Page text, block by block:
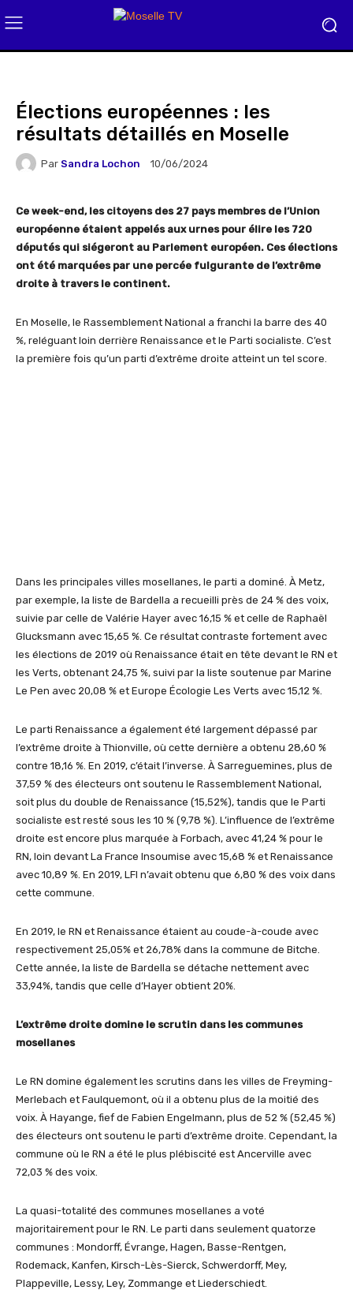
Élections européennes : les
résultats détaillés en Moselle
Par Sandra Lochon 10/06/2024
Ce week-end, les citoyens des 27 pays membres de l’Union
européenne étaient appelés aux urnes pour élire les 720
députés qui siégeront au Parlement européen. Ces élections
ont été marquées par une percée fulgurante de l’extrême
droite à travers le continent.
En Moselle, le Rassemblement National a franchi la barre des 40
%, reléguant loin derrière Renaissance et le Parti socialiste. C’est
la première fois qu’un parti d’extrême droite atteint un tel score.
Dans les principales villes mosellanes, le parti a dominé. À Metz,
par exemple, la liste de Bardella a recueilli près de 24 % des voix,
suivie par celle de Valérie Hayer avec 16,15 % et celle de Raphaël
Glucksmann avec 15,65 %. Ce résultat contraste fortement avec
les élections de 2019 où Renaissance était en tête devant le RN et
les Verts, obtenant 24,75 %, suivi par la liste soutenue par Marine
Le Pen avec 20,08 % et Europe Écologie Les Verts avec 15,12 %.
Le parti Renaissance a également été largement dépassé par
l’extrême droite à Thionville, où cette dernière a obtenu 28,60 %
contre 18,16 %. En 2019, c’était l’inverse. À Sarreguemines, plus de
37,59 % des électeurs ont soutenu le Rassemblement National,
soit plus du double de Renaissance (15,52%), tandis que le Parti
socialiste est resté sous les 10 % (9,78 %). L’influence de l’extrême
droite est encore plus marquée à Forbach, avec 41,24 % pour le
RN, loin devant La France Insoumise avec 15,68 % et Renaissance
avec 10,89 %. En 2019, LFI n’avait obtenu que 6,80 % des voix dans
cette commune.
En 2019, le RN et Renaissance étaient au coude-à-coude avec
respectivement 25,05% et 26,78% dans la commune de Bitche.
Cette année, la liste de Bardella se détache nettement avec
33,94%, tandis que celle d’Hayer obtient 20%.
L’extrême droite domine le scrutin dans les communes
mosellanes
Le RN domine également les scrutins dans les villes de Freyming-
Merlebach et Faulquemont, où il a obtenu plus de la moitié des
voix. À Hayange, fief de Fabien Engelmann, plus de 52 % (52,45 %)
des électeurs ont soutenu le parti d’extrême droite. Cependant, la
commune où le RN a été le plus plébiscité est Ancerville avec
72,03 % des voix.
La quasi-totalité des communes mosellanes a voté
majoritairement pour le RN. Le parti dans seulement quatorze
communes : Mondorff, Évrange, Hagen, Basse-Rentgen,
Rodemack, Kanfen, Kirsch-Lès-Sierck, Schwerdorff, Mey,
Plappeville, Lessy, Ley, Zommange et Liederschiedt.